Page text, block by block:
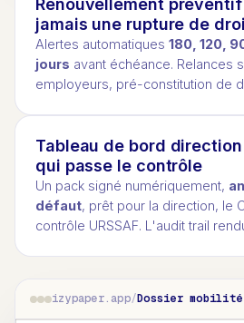
Renouvellement préventif
jamais une rupture de
Alertes automatiques 180, 120,
jours avant échéance. Relances
employeurs, pré-constitution de
Tableau de bord direction
qui passe le contrôle
Un pack signé numériquement,
défaut, prêt pour la direction, le
contrôle URSSAF. L'audit trail
izypaper.app/Dossier mobilité